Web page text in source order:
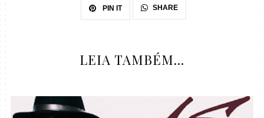
PIN IT SHARE
LEIA TAMBÉM...